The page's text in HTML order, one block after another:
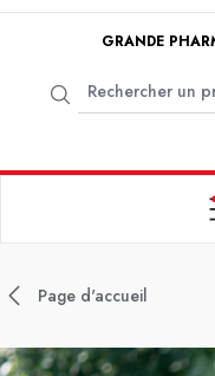
GRANDE
Page d'accueil